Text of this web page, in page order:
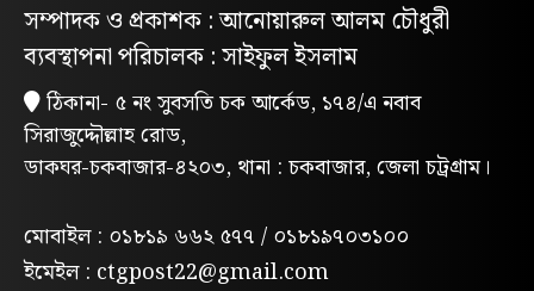
পরিবেশবান্ধব ই-রিকশার লাইসেন্স
গণভোটের রায় ও জুলাই সনদ বাস্তবায়নের
দাবিতে লোহাগাড়ায় ছাত্রশিবিরের বিক্ষোভ
মিছিল
“চাঁদা নাপেয়ে পেঁপে বাগান ধ্বংস: পাহাড়ি
সন্ত্রাসীদের গ্রেপ্তারের দাবিতে পিসিসিপির
বিক্ষোভ”
সম্পাদক ও প্রকাশক : আনোয়ারুল আলম চৌধুরী
ব্যবস্থাপনা পরিচালক : সাইফুল ইসলাম
ঠিকানা- ৫ নং সুবসতি চক আর্কেড, ১৭৪/এ নবাব
সিরাজুদ্দৌল্লাহ রোড,
ডাকঘর-চকবাজার-৪২০৩, থানা : চকবাজার, জেলা চট্রগ্রাম।
মোবাইল : ০১৮১৯ ৬৬২ ৫৭৭ / ০১৮১৯৭০৩১০০
ইমেইল : ctgpost22@gmail.com